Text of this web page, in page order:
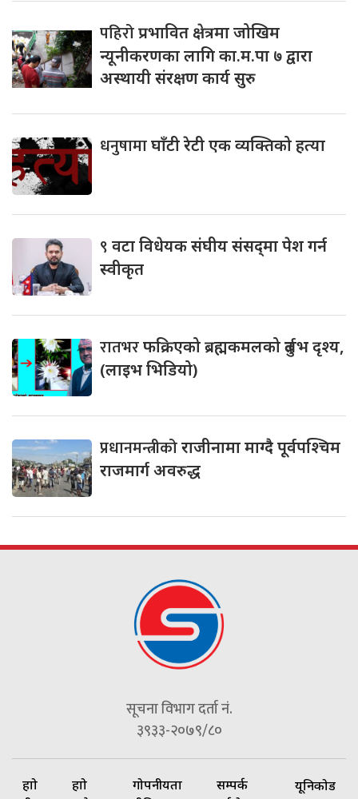
पहिरोप्रभावित क्षेत्रमा जोखिम
न्यूनीकरणका लागि का.म.पा ७ द्वारा
अस्थायी संरक्षण कार्य सुरु
धनुषामाघाँटी रेटी एक व्यक्तिको हत्या
९ वटा विधेयक संघीय संसद्‌मा पेश गर्न
स्वीकृत
रातभरफक्रिएको ब्रह्मकमलको दुर्लभ दृश्य,
(लाइभ भिडियो)
प्रधानमन्त्रीकोराजीनामा माग्दै पूर्वपश्चिम
राजमार्ग अवरुद्ध
सूचना विभाग दर्ता नं.
३९३३-२०७९/८०
हाम्रो
हाम्रो
गोपनीयता
सम्पर्क
यूनिकोड